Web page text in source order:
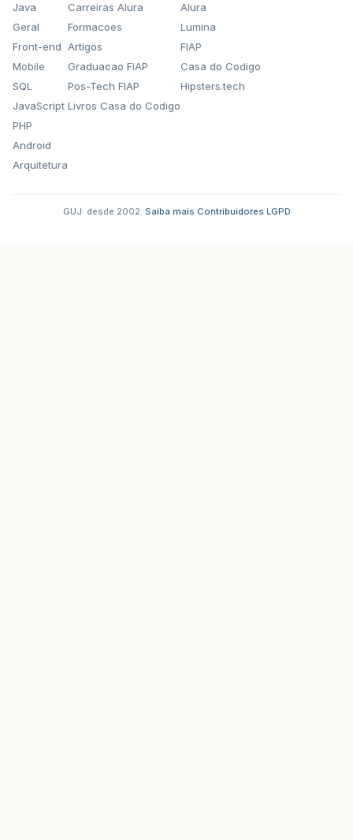
Java
Geral
Front-end
Mobile
SQL
JavaScript
PHP
Android
Arquitetura
Carreiras Alura
Formacoes
Artigos
Graduacao FIAP
Pos-Tech FIAP
Livros Casa do Codigo
Alura
Lumina
FIAP
Casa do Codigo
Hipsters.tech
GUJ: desde 2002. Saiba mais Contribuidores LGPD